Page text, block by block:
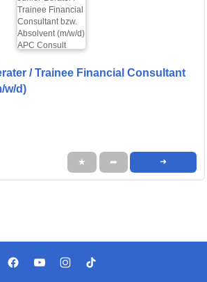
/ Trainee Financial Consultant
w/d)
★ ➦ ➜